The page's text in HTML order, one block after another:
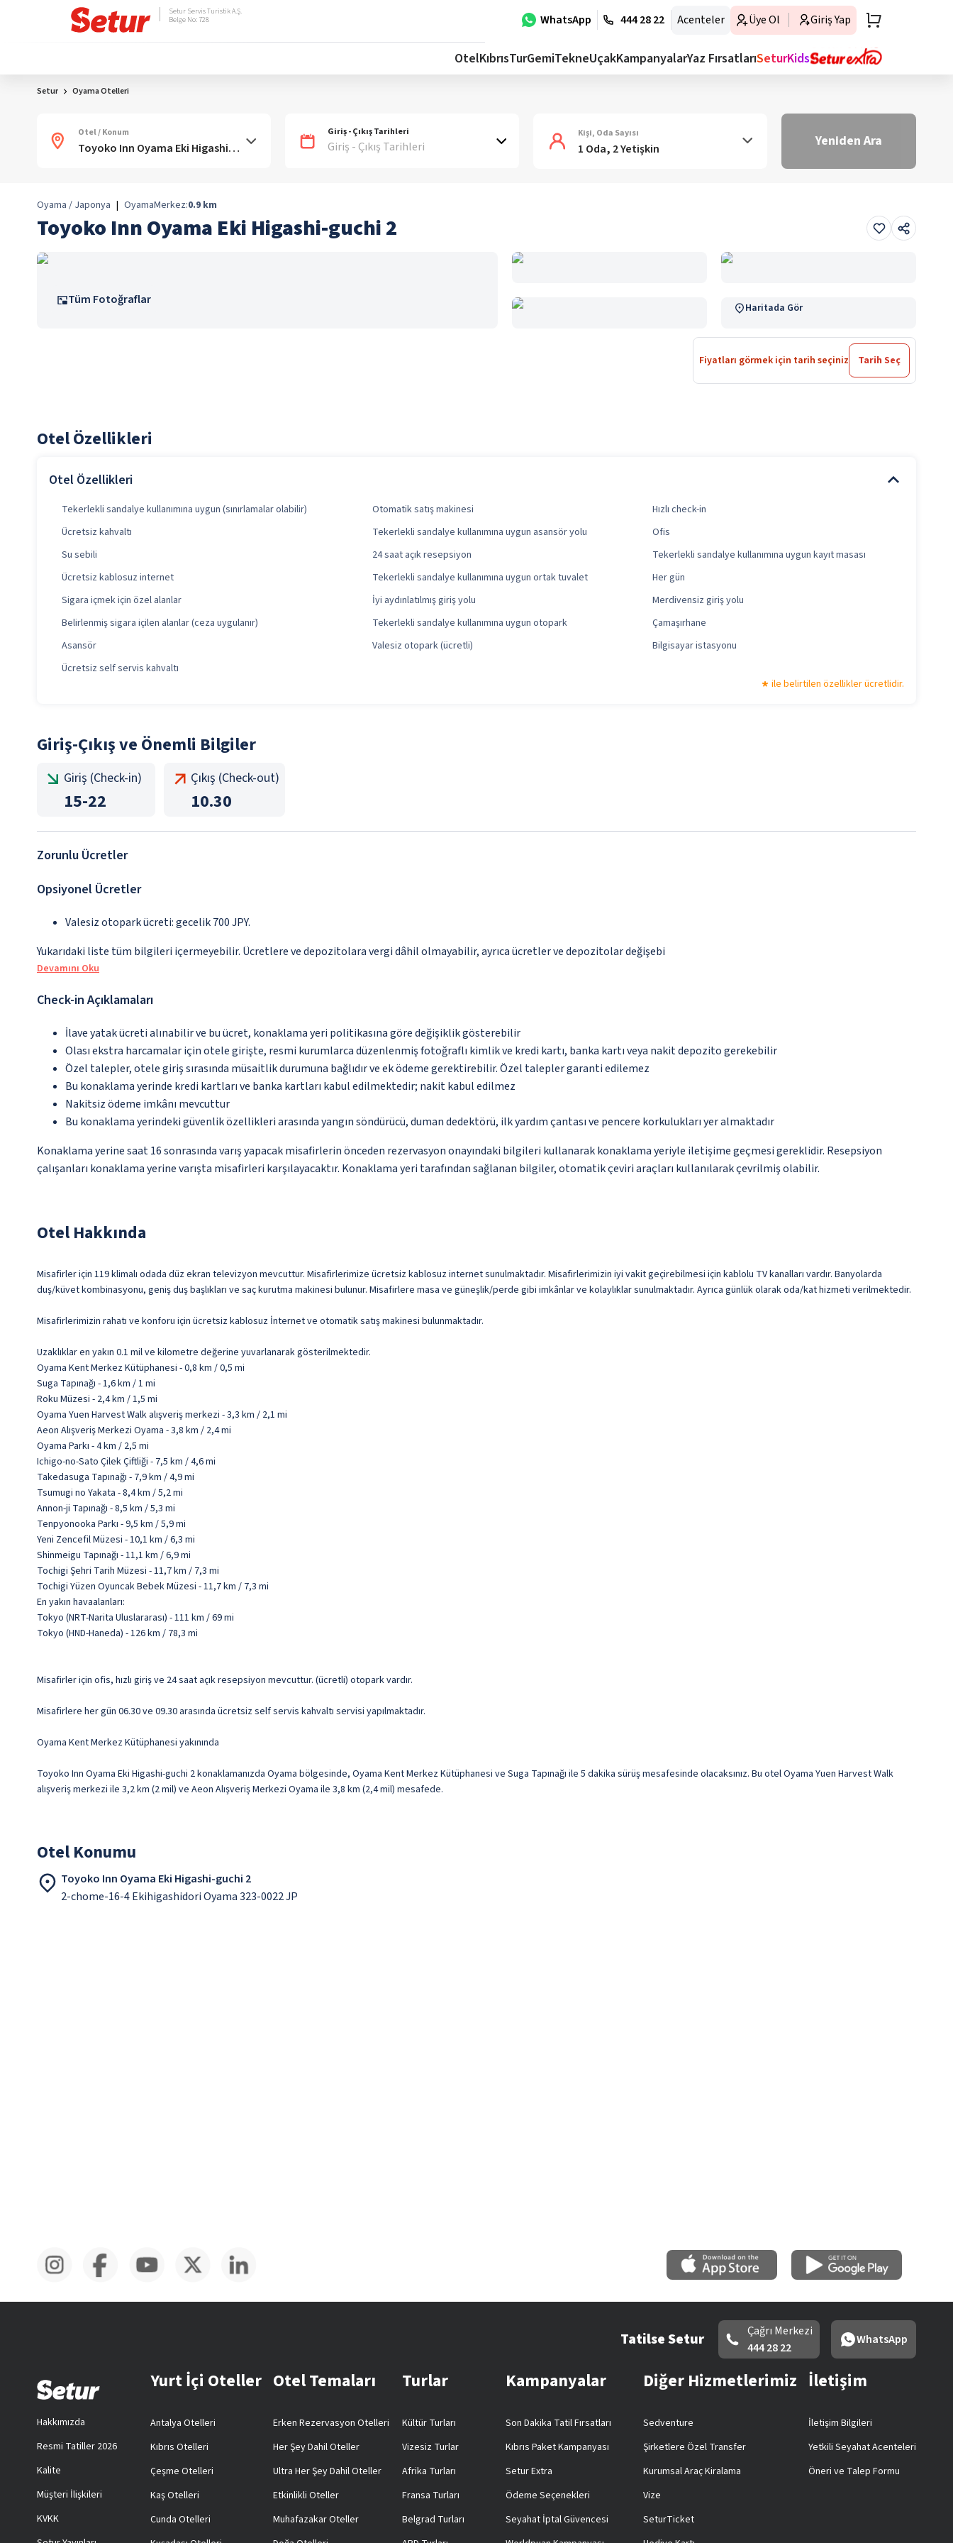
WhatsApp 444 28 22 Acenteler Üye Ol Giriş Yap
Setur Servis Turistik A.Ş.
Belge No: 728
OtelKıbrısTurGemiTekneUçakKampanyalarYaz FırsatlarıSeturKids
Setur Oyama Otelleri
Otel / Konum Giriş - Çıkış Tarihleri
Giriş - Çıkış Tarihleri
Kişi, Oda Sayısı
1 Oda, 2 Yetişkin Yeniden Ara
Oyama / Japonya | OyamaMerkez:0.9 km
Toyoko Inn Oyama Eki Higashi-guchi 2
Tüm Fotoğraflar
Haritada Gör
Fiyatları görmek için tarih seçiniz Tarih Seç
Otel Özellikleri
Otel Özellikleri
Tekerlekli sandalye kullanımına uygun (sınırlamalar olabilir) Otomatik satış makinesi
Hızlı check-in
Ücretsiz kahvaltı
Tekerlekli sandalye kullanımına uygun asansör yolu
Ofis
Su sebili
24 saat açık resepsiyon
Tekerlekli sandalye kullanımına uygun kayıt masası
Ücretsiz kablosuz internet
Tekerlekli sandalye kullanımına uygun ortak tuvalet
Her gün
Sigara içmek için özel alanlar
İyi aydınlatılmış giriş yolu
Merdivensiz giriş yolu
Belirlenmiş sigara içilen alanlar (ceza uygulanır)
Tekerlekli sandalye kullanımına uygun otopark
Çamaşırhane
Asansör
Valesiz otopark (ücretli)
Bilgisayar istasyonu
Ücretsiz self servis kahvaltı
ile belirtilen özellikler ücretlidir.
Giriş-Çıkış ve Önemli Bilgiler
Giriş (Check-in)
15-22
Çıkış (Check-out)
10.30
Zorunlu Ücretler
Opsiyonel Ücretler
Valesiz otopark ücreti: gecelik 700 JPY.
Yukarıdaki liste tüm bilgileri içermeyebilir. Ücretlere ve depozitolara vergi dâhil olmayabilir, ayrıca ücretler ve depozitolar değişebi
Devamını Oku
Check-in Açıklamaları
İlave yatak ücreti alınabilir ve bu ücret, konaklama yeri politikasına göre değişiklik gösterebilir
Olası ekstra harcamalar için otele girişte, resmi kurumlarca düzenlenmiş fotoğraflı kimlik ve kredi kartı, banka kartı veya nakit depozito gerekebilir
Özel talepler, otele giriş sırasında müsaitlik durumuna bağlıdır ve ek ödeme gerektirebilir. Özel talepler garanti edilemez
Bu konaklama yerinde kredi kartları ve banka kartları kabul edilmektedir; nakit kabul edilmez
Nakitsiz ödeme imkânı mevcuttur
Bu konaklama yerindeki güvenlik özellikleri arasında yangın söndürücü, duman dedektörü, ilk yardım çantası ve pencere korkulukları yer almaktadır
Konaklama yerine saat 16 sonrasında varış yapacak misafirlerin önceden rezervasyon onayındaki bilgileri kullanarak konaklama yeriyle iletişime geçmesi gereklidir. Resepsiyon
çalışanları konaklama yerine varışta misafirleri karşılayacaktır. Konaklama yeri tarafından sağlanan bilgiler, otomatik çeviri araçları kullanılarak çevrilmiş olabilir.
Otel Hakkında
Misafirler için 119 klimalı odada düz ekran televizyon mevcuttur. Misafirlerimize ücretsiz kablosuz internet sunulmaktadır. Misafirlerimizin iyi vakit geçirebilmesi için kablolu TV kanalları vardır. Banyolarda
duş/küvet kombinasyonu, geniş duş başlıkları ve saç kurutma makinesi bulunur. Misafirlere masa ve güneşlik/perde gibi imkânlar ve kolaylıklar sunulmaktadır. Ayrıca günlük olarak oda/kat hizmeti verilmektedir.
Misafirlerimizin rahatı ve konforu için ücretsiz kablosuz İnternet ve otomatik satış makinesi bulunmaktadır.
Uzaklıklar en yakın 0.1 mil ve kilometre değerine yuvarlanarak gösterilmektedir.
Oyama Kent Merkez Kütüphanesi - 0,8 km / 0,5 mi
Suga Tapınağı - 1,6 km / 1 mi
Roku Müzesi - 2,4 km / 1,5 mi
Oyama Yuen Harvest Walk alışveriş merkezi - 3,3 km / 2,1 mi
Aeon Alışveriş Merkezi Oyama - 3,8 km / 2,4 mi
Oyama Parkı - 4 km / 2,5 mi
Ichigo-no-Sato Çilek Çiftliği - 7,5 km / 4,6 mi
Takedasuga Tapınağı - 7,9 km / 4,9 mi
Tsumugi no Yakata - 8,4 km / 5,2 mi
Annon-ji Tapınağı - 8,5 km / 5,3 mi
Tenpyonooka Parkı - 9,5 km / 5,9 mi
Yeni Zencefil Müzesi - 10,1 km / 6,3 mi
Shinmeigu Tapınağı - 11,1 km / 6,9 mi
Tochigi Şehri Tarih Müzesi - 11,7 km / 7,3 mi
Tochigi Yüzen Oyuncak Bebek Müzesi - 11,7 km / 7,3 mi
En yakın havaalanları:
Tokyo (NRT-Narita Uluslararası) - 111 km / 69 mi
Tokyo (HND-Haneda) - 126 km / 78,3 mi
Misafirler için ofis, hızlı giriş ve 24 saat açık resepsiyon mevcuttur. (ücretli) otopark vardır.
Misafirlere her gün 06.30 ve 09.30 arasında ücretsiz self servis kahvaltı servisi yapılmaktadır.
Oyama Kent Merkez Kütüphanesi yakınında
Toyoko Inn Oyama Eki Higashi-guchi 2 konaklamanızda Oyama bölgesinde, Oyama Kent Merkez Kütüphanesi ve Suga Tapınağı ile 5 dakika sürüş mesafesinde olacaksınız. Bu otel Oyama Yuen Harvest Walk
alışveriş merkezi ile 3,2 km (2 mil) ve Aeon Alışveriş Merkezi Oyama ile 3,8 km (2,4 mil) mesafede.
Otel Konumu
Toyoko Inn Oyama Eki Higashi-guchi 2
2-chome-16-4 Ekihigashidori Oyama 323-0022 JP
Tatilse Setur
Çağrı Merkezi
444 28 22
WhatsApp
Hakkımızda
Resmi Tatiller 2026
Kalite
Müşteri İlişkileri
KVKK
Yurt İçi Oteller
Antalya Otelleri
Kıbrıs Otelleri
Çeşme Otelleri
Kaş Otelleri
Cunda Otelleri
Otel Temaları
Erken Rezervasyon Otelleri
Her Şey Dahil Oteller
Ultra Her Şey Dahil Oteller
Etkinlikli Oteller
Muhafazakar Oteller
Turlar
Kültür Turları
Vizesiz Turlar
Afrika Turları
Fransa Turları
Belgrad Turları
Kampanyalar
Son Dakika Tatil Fırsatları
Kıbrıs Paket Kampanyası
Setur Extra
Ödeme Seçenekleri
Seyahat İptal Güvencesi
Diğer Hizmetlerimiz
Sedventure
Şirketlere Özel Transfer
Kurumsal Araç Kiralama
Vize
SeturTicket
İletişim
İletişim Bilgileri
Yetkili Seyahat Acenteleri
Öneri ve Talep Formu